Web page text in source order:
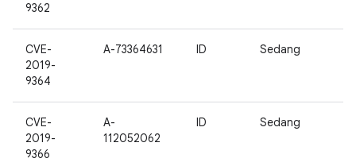
9362
CVE-
2019-
9364
A-73364631 ID Sedang
CVE-
2019-
9366
A-
112052062
ID Sedang